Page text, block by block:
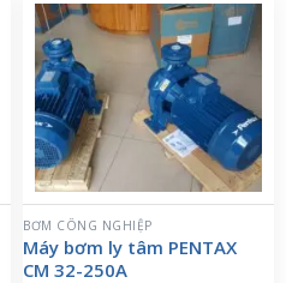
BƠM CÔNG NGHIỆP
Máy bơm ly tâm PENTAX
CM 32-250A